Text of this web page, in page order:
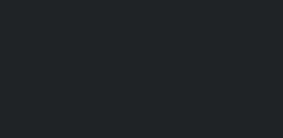
վերանշանակվել է ԱԱԾ